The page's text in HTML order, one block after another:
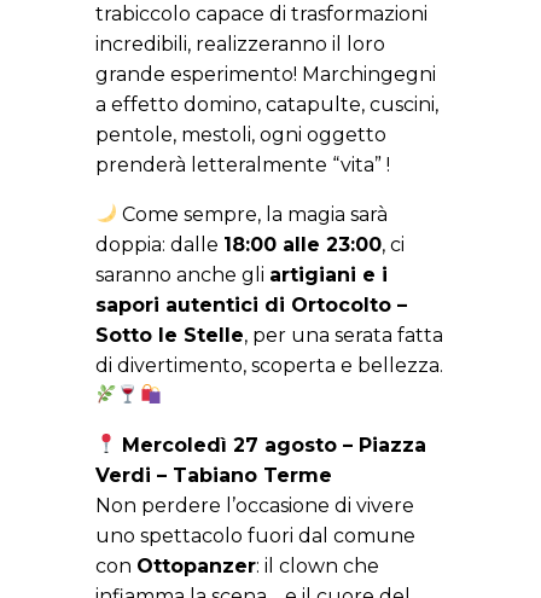
trabiccolo capace di trasformazioni
incredibili, realizzeranno il loro
grande esperimento! Marchingegni
a effetto domino, catapulte, cuscini,
pentole, mestoli, ogni oggetto
prenderà letteralmente “vita” !
Come sempre, la magia sarà
doppia: dalle 18:00 alle 23:00, ci
saranno anche gli artigiani e i
sapori autentici di Ortocolto –
Sotto le Stelle, per una serata fatta
di divertimento, scoperta e bellezza.
Mercoledì 27 agosto – Piazza
Verdi – Tabiano Terme
Non perdere l’occasione di vivere
uno spettacolo fuori dal comune
con Ottopanzer: il clown che